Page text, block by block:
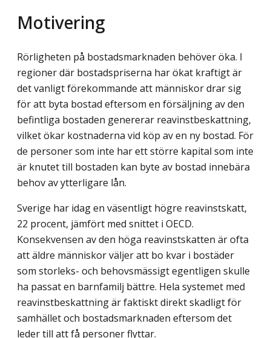
Motivering
Rörligheten på bostadsmarknaden behöver öka. I
regioner där bostadspriserna har ökat kraftigt är
det vanligt förekommande att människor drar sig
för att byta bostad eftersom en försäljning av den
befintliga bostaden genererar reavinstbeskattning,
vilket ökar kostnaderna vid köp av en ny bostad. För
de personer som inte har ett större kapital som inte
är knutet till bostaden kan byte av bostad innebära
behov av ytterligare lån.
Sverige har idag en väsentligt högre reavinstskatt,
22 procent, jämfört med snittet i OECD.
Konsekvensen av den höga reavinstskatten är ofta
att äldre människor väljer att bo kvar i bostäder
som storleks- och behovsmässigt egentligen skulle
ha passat en barnfamilj bättre. Hela systemet med
reavinstbeskattning är faktiskt direkt skadligt för
samhället och bostadsmarknaden eftersom det
leder till att få personer flyttar.